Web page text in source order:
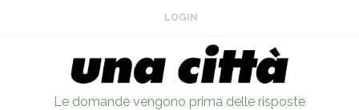
LOGIN
Le domande vengono prima delle risposte